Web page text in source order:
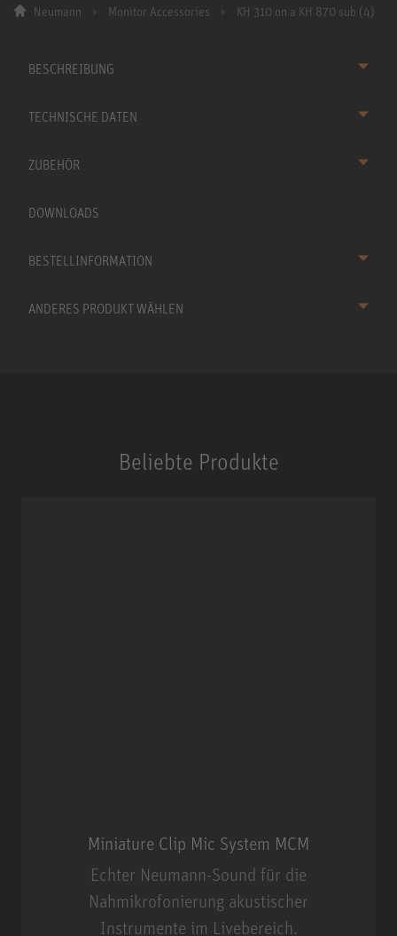
Neumann Monitor Accessories KH 310 on a KH 870 sub (4)
BESCHREIBUNG
TECHNISCHE DATEN
ZUBEHÖR
DOWNLOADS
BESTELLINFORMATION
ANDERES PRODUKT WÄHLEN
Beliebte Produkte
Miniature Clip Mic System MCM
Echter Neumann-Sound für die
Nahmikrofonierung akustischer
Instrumente im Livebereich.